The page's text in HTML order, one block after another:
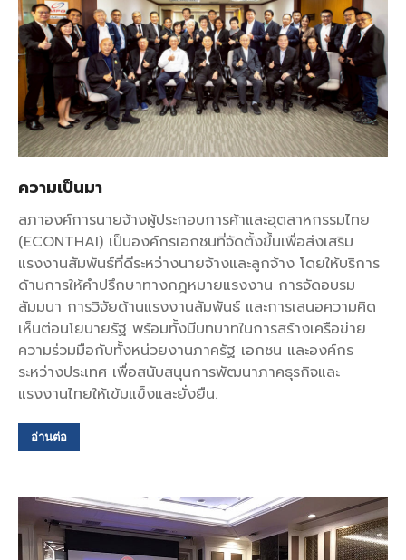
ความเป็นมา
สภาองค์การนายจ้างผู้ประกอบการค้าและอุตสาหกรรมไทย
(ECONTHAI) เป็นองค์กรเอกชนที่จัดตั้งขึ้นเพื่อส่งเสริม
แรงงานสัมพันธ์ที่ดีระหว่างนายจ้างและลูกจ้าง โดยให้บริการ
ด้านการให้คำปรึกษาทางกฎหมายแรงงาน การจัดอบรม
สัมมนา การวิจัยด้านแรงงานสัมพันธ์ และการเสนอความคิด
เห็นต่อนโยบายรัฐ พร้อมทั้งมีบทบาทในการสร้างเครือข่าย
ความร่วมมือกับทั้งหน่วยงานภาครัฐ เอกชน และองค์กร
ระหว่างประเทศ เพื่อสนับสนุนการพัฒนาภาคธุรกิจและ
แรงงานไทยให้เข้มแข็งและยั่งยืน.
อ่านต่อ